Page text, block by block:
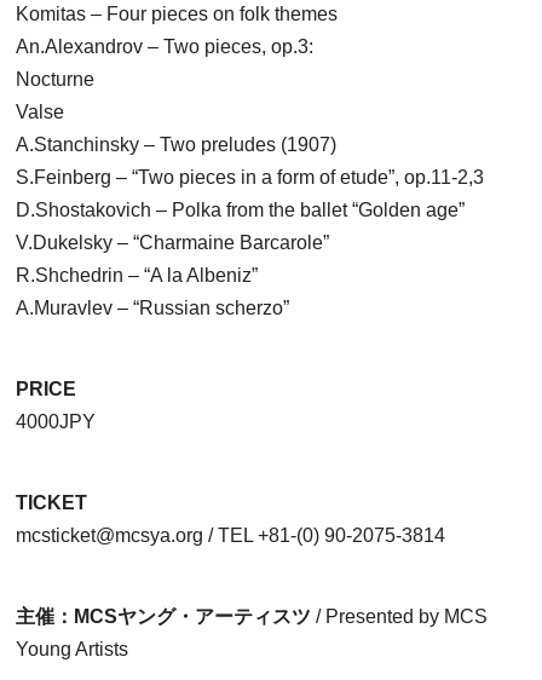
Komitas – Four pieces on folk themes
An.Alexandrov – Two pieces, op.3:
Nocturne
Valse
A.Stanchinsky – Two preludes (1907)
S.Feinberg – “Two pieces in a form of etude”, op.11-2,3
D.Shostakovich – Polka from the ballet “Golden age”
V.Dukelsky – “Charmaine Barcarole”
R.Shchedrin – “A la Albeniz”
A.Muravlev – “Russian scherzo”
PRICE
4000JPY
TICKET
mcsticket@mcsya.org / TEL +81-(0) 90-2075-3814
主催：MCSヤング・アーティスツ / Presented by MCS
Young Artists